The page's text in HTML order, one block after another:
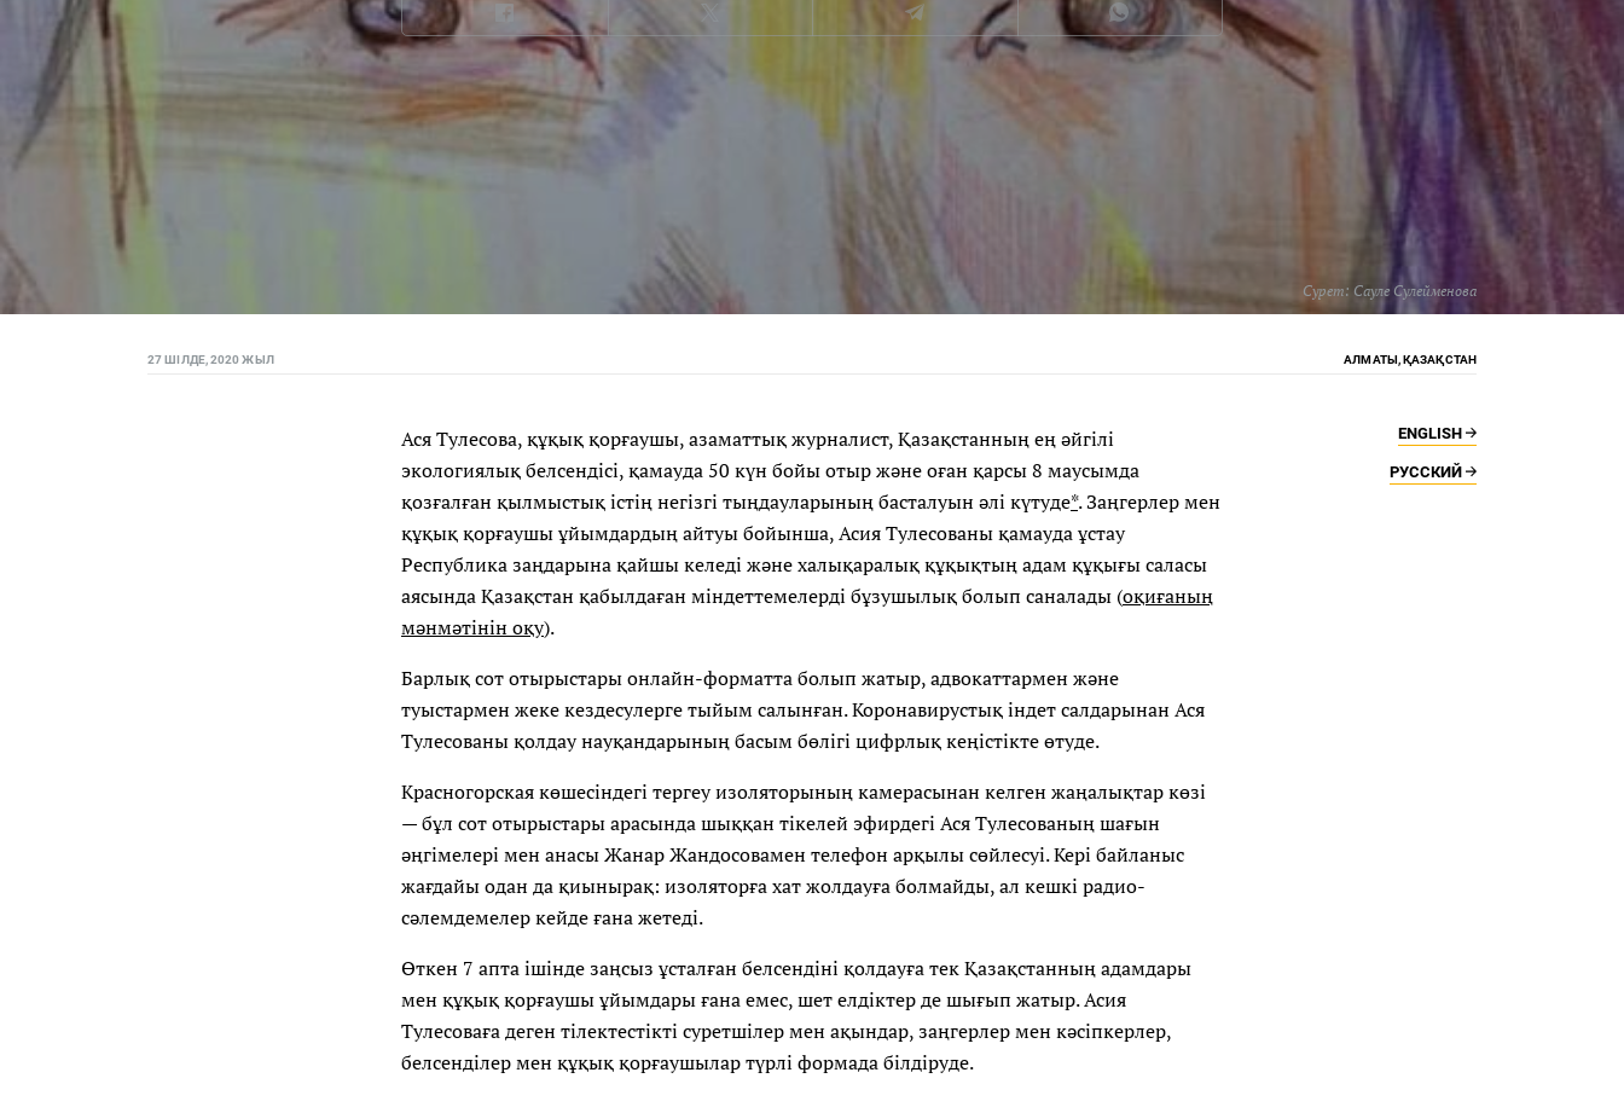
Сурет: Сауле Сулейменова
27 ШІЛДЕ, 2020 ЖЫЛ АЛМАТЫ, ҚАЗАҚСТАН
ENGLISH
РУССКИЙ
Ася Тулесова, құқық қорғаушы, азаматтық журналист, Қазақстанның ең әйгілі
экологиялық белсендісі, қамауда 50 күн бойы отыр және оған қарсы 8 маусымда
қозғалған қылмыстық істің негізгі тыңдауларының басталуын әлі күтуде*. Заңгерлер мен
құқық қорғаушы ұйымдардың айтуы бойынша, Асия Тулесованы қамауда ұстау
Республика заңдарына қайшы келеді және халықаралық құқықтың адам құқығы саласы
аясында Қазақстан қабылдаған міндеттемелерді бұзушылық болып саналады (оқиғаның
мәнмәтінін оқу).
Барлық сот отырыстары онлайн-форматта болып жатыр, адвокаттармен және
туыстармен жеке кездесулерге тыйым салынған. Коронавирустық індет салдарынан Ася
Тулесованы қолдау науқандарының басым бөлігі цифрлық кеңістікте өтуде.
Красногорская көшесіндегі тергеу изоляторының камерасынан келген жаңалықтар көзі
— бұл сот отырыстары арасында шыққан тікелей эфирдегі Ася Тулесованың шағын
әңгімелері мен анасы Жанар Жандосовамен телефон арқылы сөйлесуі. Кері байланыс
жағдайы одан да қиынырақ: изоляторға хат жолдауға болмайды, ал кешкі радио-
сәлемдемелер кейде ғана жетеді.
Өткен 7 апта ішінде заңсыз ұсталған белсендіні қолдауға тек Қазақстанның адамдары
мен құқық қорғаушы ұйымдары ғана емес, шет елдіктер де шығып жатыр. Асия
Тулесоваға деген тілектестікті суретшілер мен ақындар, заңгерлер мен кәсіпкерлер,
белсенділер мен құқық қорғаушылар түрлі формада білдіруде.